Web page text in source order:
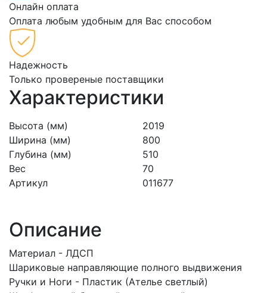
Онлайн оплата
Оплата любым удобным для Вас способом
Надежность
Только провереные поставщики
Характеристики
Высота (мм)
2019
Ширина (мм)
800
Глубина (мм)
510
Вес
70
Артикул
011677
Описание
Материал - ЛДСП
Шариковые направляющие полного выдвижения
Ручки и Ноги - Пластик (Ателье светлый)